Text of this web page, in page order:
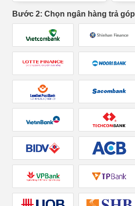
Bước 2: Chọn ngân hàng trả góp